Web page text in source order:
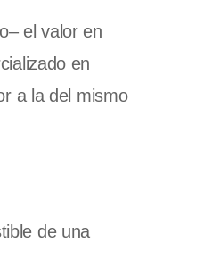
el valor en
en
a la del mismo
de una